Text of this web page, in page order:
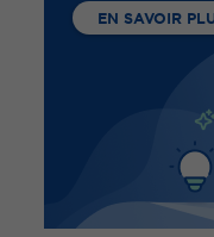
EN SAVOIR